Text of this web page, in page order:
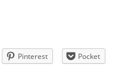
Pinterest
Pocket